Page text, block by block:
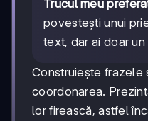
Trucul meu
povestești unui
text, dar ai doar
Construiește frazele
coordonarea.
lor firească, astfel